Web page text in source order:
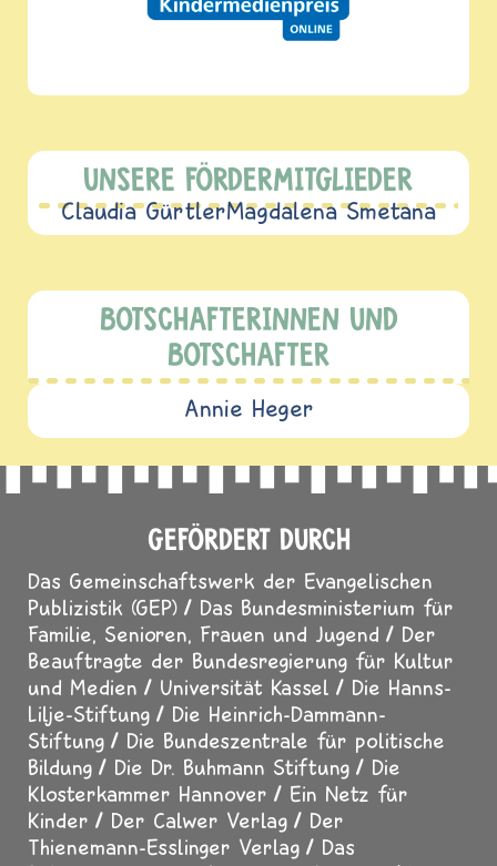
UNSERE FÖRDERMITGLIEDER
Claudia GürtlerMagdalena Smetana
BOTSCHAFTERINNEN UND
BOTSCHAFTER
Annie Heger
GEFÖRDERT DURCH
Das Gemeinschaftswerk der Evangelischen
Publizistik (GEP)
Das Bundesministerium für
Familie, Senioren, Frauen und Jugend
Der
Beauftragte der Bundesregierung für Kultur
und Medien
Universität Kassel
Die Hanns-
Lilje-Stiftung
Die Heinrich-Dammann-
Stiftung
Die Bundeszentrale für politische
Bildung
Die Dr. Buhmann Stiftung
Die
Klosterkammer Hannover
Ein Netz für
Kinder
Der Calwer Verlag
Der
Thienemann-Esslinger Verlag
Das